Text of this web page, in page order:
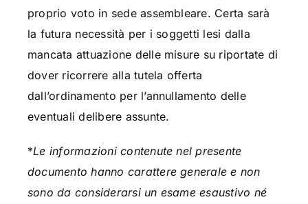
proprio voto in sede assembleare. Certa sarà
la futura necessità per i soggetti lesi dalla
mancata attuazione delle misure su riportate di
dover ricorrere alla tutela offerta
dall’ordinamento per l’annullamento delle
eventuali delibere assunte.
*Le informazioni contenute nel presente
documento hanno carattere generale e non
sono da considerarsi un esame esaustivo né